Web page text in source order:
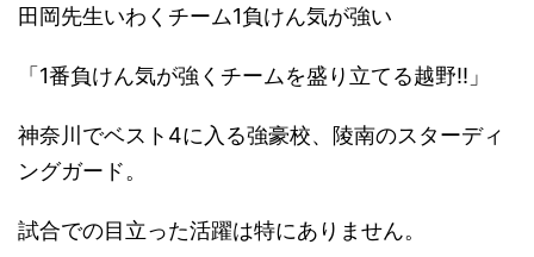
田岡先生いわくチーム1負けん気が強い
「1番負けん気が強くチームを盛り立てる越野!!」
神奈川でベスト4に入る強豪校、陵南のスターディ
ングガード。
試合での目立った活躍は特にありません。